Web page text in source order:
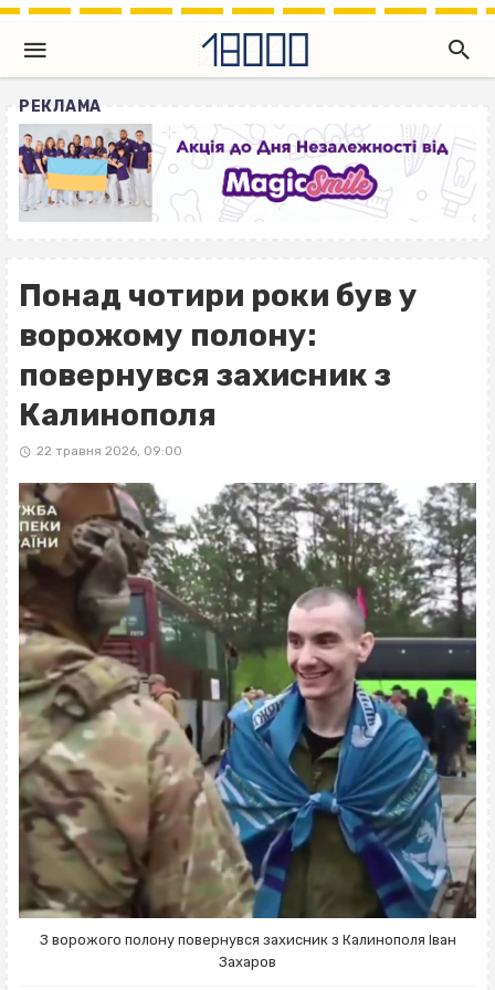
РЕКЛАМА
Понад чотири роки був у
ворожому полону:
повернувся захисник з
Калинополя
22 травня 2026, 09:00
З ворожого полону повернувся захисник з Калинополя Іван
Захаров